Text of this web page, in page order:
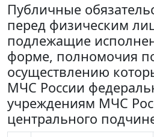
Публичные
перед физическим
подлежащие
форме, полномочия
осуществлению
МЧС России
учреждениям МЧС
центрального